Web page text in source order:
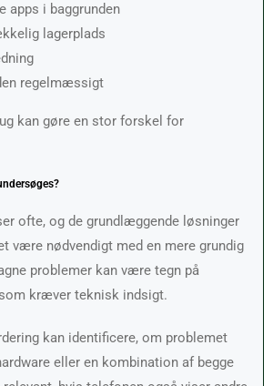
apps i baggrunden
lagerplads
regelmæssigt
kan gøre en stor forskel for
ofte, og de grundlæggende løsninger
være nødvendigt med en mere grundig
problemer kan være tegn på
kræver teknisk indsigt.
kan identificere, om problemet
eller en kombination af begge